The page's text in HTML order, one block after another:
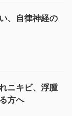
、自律神経の
ニキビ、浮腫
方へ